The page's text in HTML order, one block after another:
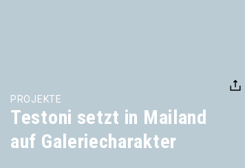
PROJEKTE
Testoni setzt in Mailand
auf Galeriecharakter